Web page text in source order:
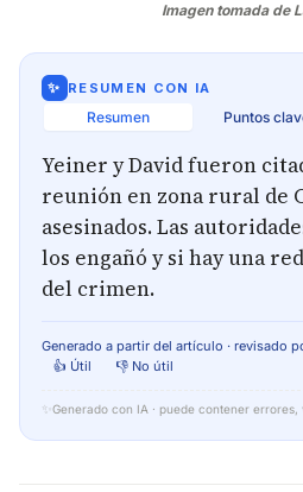
Imagen tomada de
✨ RESUMEN CON IA
Resumen Puntos
Yeiner y David fueron
reunión en zona rural de
asesinados. Las
los engañó y si hay una
del crimen.
Generado a partir del artículo · revisado
👍 Útil
👎 No útil
✨ Generado con IA · puede contener